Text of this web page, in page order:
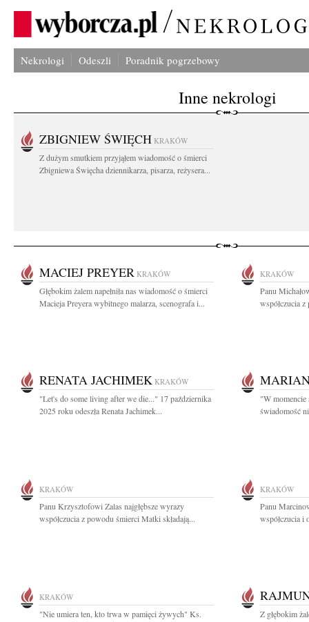
Nekrologi Odeszli Poradnik pogrzebowy
Inne nekrologi
ZBIGNIEW ŚWIĘCH KRAKÓW
Z dużym smutkiem przyjąłem wiadomość o śmierci
Zbigniewa Święcha dziennikarza, pisarza, reżysera...
MACIEJ PREYER KRAKÓW
Głębokim żalem napełniła nas wiadomość o śmierci
Macieja Preyera wybitnego malarza, scenografa i...
KRAKÓW
Panu
współczucia
RENATA JACHIMEK KRAKÓW
"Let's do some living after we die..." 17 października
2025 roku odeszła Renata Jachimek...
"W momencie
świadomość
KRAKÓW
Panu Krzysztofowi Zalas najgłębsze wyrazy
współczucia z powodu śmierci Matki składają...
KRAKÓW
Panu
współczucia i
KRAKÓW
"Nie umiera ten, kto trwa w pamięci żywych" Ks.
Z głębokim